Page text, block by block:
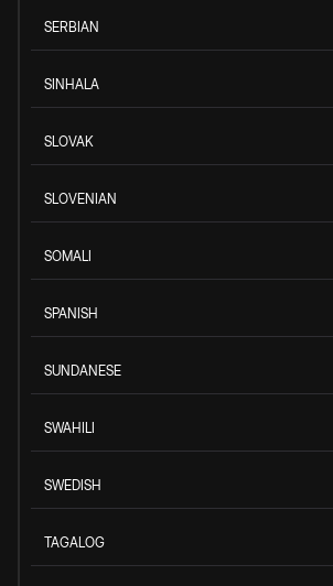
SERBIAN
SINHALA
SLOVAK
SLOVENIAN
SOMALI
SPANISH
SUNDANESE
SWAHILI
SWEDISH
TAGALOG